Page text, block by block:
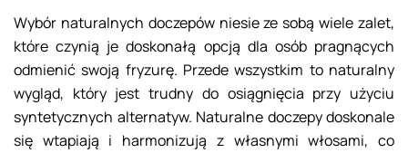
Wybór naturalnych doczepów niesie ze sobą wiele zalet,
które czynią je doskonałą opcją dla osób pragnących
odmienić swoją fryzurę. Przede wszystkim to naturalny
wygląd, który jest trudny do osiągnięcia przy użyciu
syntetycznych alternatyw. Naturalne doczepy doskonale
się wtapiają i harmonizują z własnymi włosami, co